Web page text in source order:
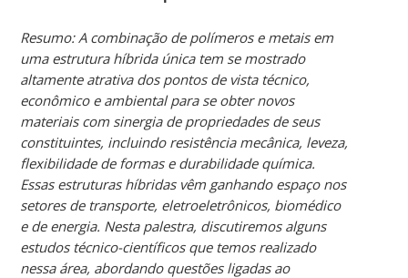
Resumo: A combinação de polímeros e metais em
uma estrutura híbrida única tem se mostrado
altamente atrativa dos pontos de vista técnico,
econômico e ambiental para se obter novos
materiais com sinergia de propriedades de seus
constituintes, incluindo resistência mecânica, leveza,
flexibilidade de formas e durabilidade química.
Essas estruturas híbridas vêm ganhando espaço nos
setores de transporte, eletroeletrônicos, biomédico
e de energia. Nesta palestra, discutiremos alguns
estudos técnico-científicos que temos realizado
nessa área, abordando questões ligadas ao